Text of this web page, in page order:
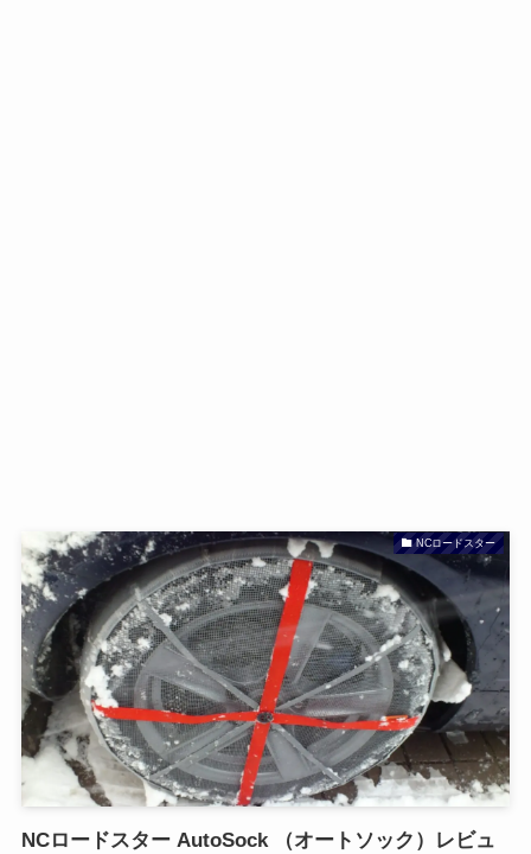
NCロードスター
NCロードスター AutoSock （オートソック）レビュ